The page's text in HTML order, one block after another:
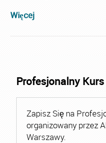
Więcej
Profesjonalny
Zapisz Się na
organizowany przez
Warszawy.